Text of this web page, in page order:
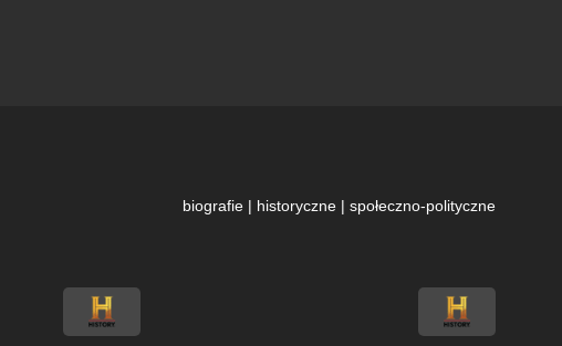
biografie | historyczne | społeczno-polityczne